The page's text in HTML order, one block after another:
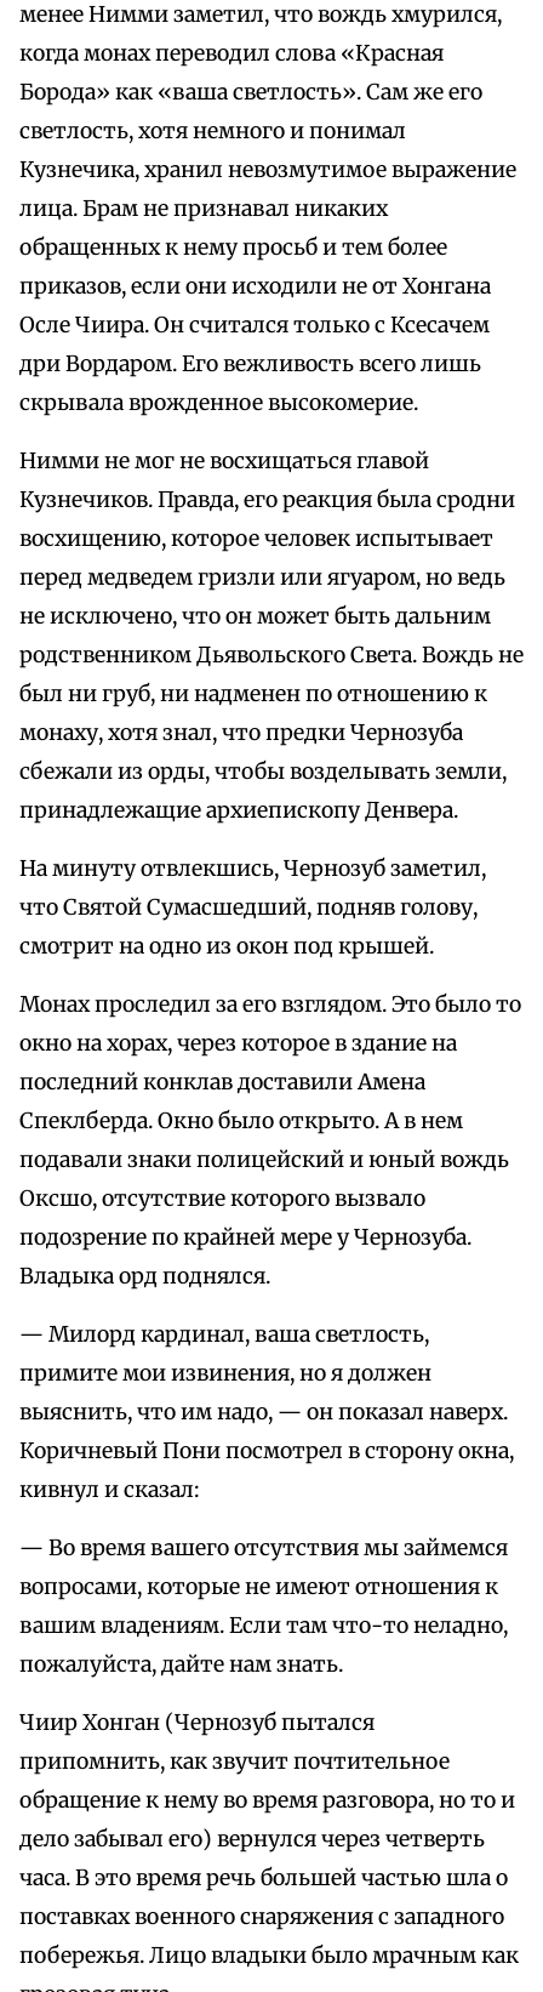
менее Нимми заметил, что вождь хмурился,
когда монах переводил слова «Красная
Борода» как «ваша светлость». Сам же его
светлость, хотя немного и понимал
Кузнечика, хранил невозмутимое выражение
лица. Брам не признавал никаких
обращенных к нему просьб и тем более
приказов, если они исходили не от Хонгана
Осле Чиира. Он считался только с Ксесачем
дри Вордаром. Его вежливость всего лишь
скрывала врожденное высокомерие.
Нимми не мог не восхищаться главой
Кузнечиков. Правда, его реакция была сродни
восхищению, которое человек испытывает
перед медведем гризли или ягуаром, но ведь
не исключено, что он может быть дальним
родственником Дьявольского Света. Вождь не
был ни груб, ни надменен по отношению к
монаху, хотя знал, что предки Чернозуба
сбежали из орды, чтобы возделывать земли,
принадлежащие архиепископу Денвера.
На минуту отвлекшись, Чернозуб заметил,
что Святой Сумасшедший, подняв голову,
смотрит на одно из окон под крышей.
Монах проследил за его взглядом. Это было то
окно на хорах, через которое в здание на
последний конклав доставили Амена
Спеклберда. Окно было открыто. А в нем
подавали знаки полицейский и юный вождь
Оксшо, отсутствие которого вызвало
подозрение по крайней мере у Чернозуба.
Владыка орд поднялся.
— Милорд кардинал, ваша светлость,
примите мои извинения, но я должен
выяснить, что им надо, — он показал наверх.
Коричневый Пони посмотрел в сторону окна,
кивнул и сказал:
— Во время вашего отсутствия мы займемся
вопросами, которые не имеют отношения к
вашим владениям. Если там что-то неладно,
пожалуйста, дайте нам знать.
Чиир Хонган (Чернозуб пытался
припомнить, как звучит почтительное
обращение к нему во время разговора, но то и
дело забывал его) вернулся через четверть
часа. В это время речь большей частью шла о
поставках военного снаряжения с западного
побережья. Лицо владыки было мрачным как